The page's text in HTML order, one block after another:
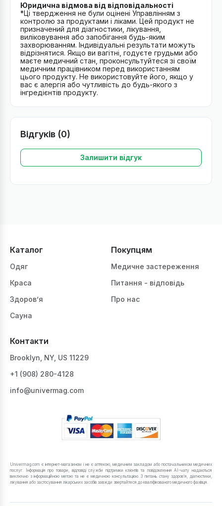
Юридична відмова від відповідальності
*Ці твердження не були оцінені Управлінням з
контролю за продуктами і ліками. Цей продукт не
призначений для діагностики, лікування,
виліковування або запобігання будь-яким
захворюванням. Індивідуальні результати можуть
відрізнятися. Якщо ви вагітні, годуєте грудьми або
маєте медичний стан, проконсультуйтеся зі своїм
медичним працівником перед використанням
цього продукту. Не використовуйте його, якщо у
вас є алергія або чутливість до будь-якого з
інгредієнтів продукту.
Відгуків (0)
Залишити відгук
Каталог
Одяг
Краса
Здоров’я
Сауна
Покупцям
Медичне застереження
Питання - відповідь
Про нас
Контакти
Brooklyn, NY, US 11229
+1 ‪(908) 280-4128‬
info@univermag.com
Univermag.com є інтернет-магазином і не є аптекою, медичним закладом або постачальником медичних
послуг. Інформація про товари, відповіді служби підтримки клієнтів та повідомлення AI-чату надаються
виключно з інформаційною метою та не є медичною консультацією. З питань стану здоров’я, діагностики,
лікування або застосування лікарських засобів завжди звертайтеся до кваліфікованого медичного фахівця.